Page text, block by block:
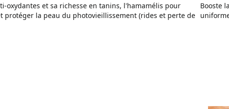
oxydantes et sa richesse en tanins, l'hamamélis pour
protéger la peau du photovieillissement (rides et perte de
Booste